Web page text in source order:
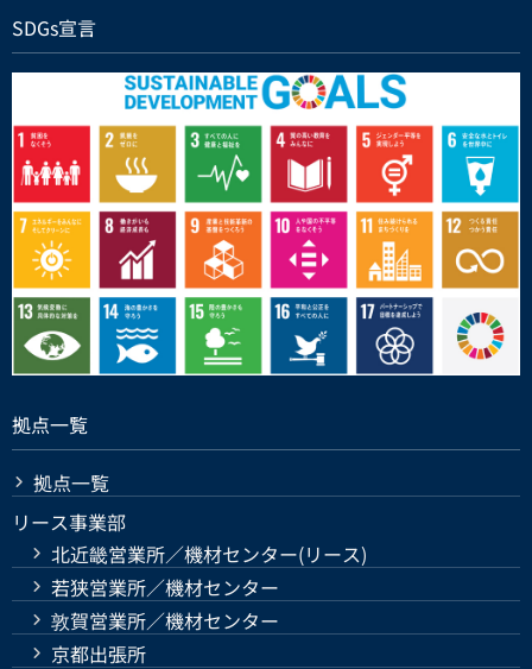
SDGs宣言
拠点一覧
拠点一覧
リース事業部
北近畿営業所／機材センター(リース)
若狭営業所／機材センター
敦賀営業所／機材センター
京都出張所